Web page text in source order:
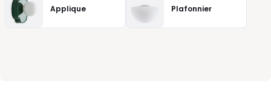
Applique Plafonnier